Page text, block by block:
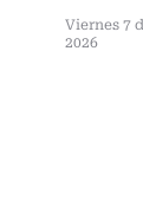
Viernes 7
2026